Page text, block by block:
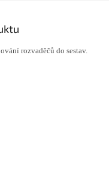
rozvaděčů do sestav.